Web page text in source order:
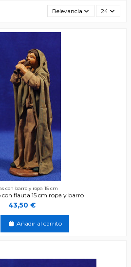
Relevancia 24
con barro y ropa 15 cm
con flauta 15 cm ropa y barro
43,50 €
Añadir al carrito